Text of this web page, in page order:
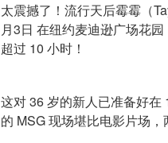
太震撼了！流行天后霉霉（
月3日 在纽约麦迪逊广场花
超过 10 小时！
这对 36 岁的新人已准备好
的 MSG 现场堪比电影片场，